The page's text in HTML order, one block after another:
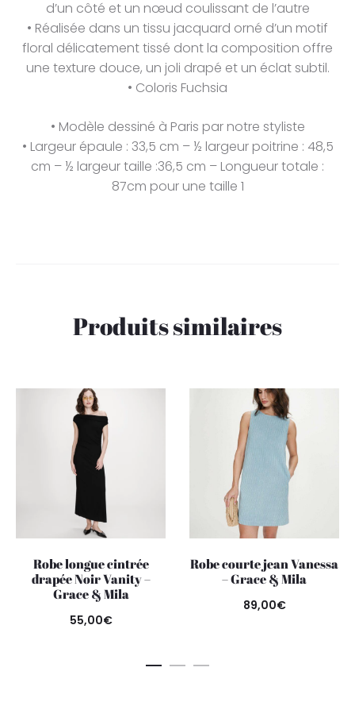
d’un côté et un nœud coulissant de l’autre
• Réalisée dans un tissu jacquard orné d’un motif
floral délicatement tissé dont la composition offre
une texture douce, un joli drapé et un éclat subtil.
• Coloris Fuchsia
• Modèle dessiné à Paris par notre styliste
• Largeur épaule : 33,5 cm – ½ largeur poitrine : 48,5
cm – ½ largeur taille :36,5 cm – Longueur totale :
87cm pour une taille 1
Produits similaires
Robe longue cintrée
drapée Noir Vanity –
Grace & Mila
55,00€
Robe courte jean Vanessa
– Grace & Mila
89,00€